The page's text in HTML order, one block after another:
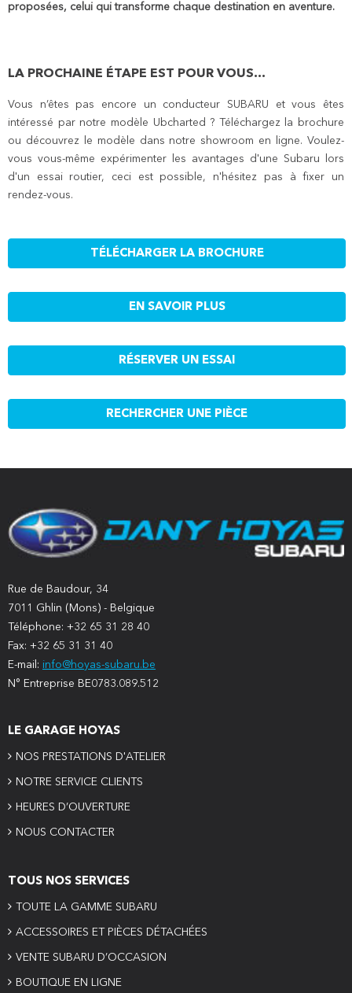
proposées, celui qui transforme chaque destination en aventure.
LA PROCHAINE ÉTAPE EST POUR VOUS...
Vous n’êtes pas encore un conducteur SUBARU et vous êtes
intéressé par notre modèle Ubcharted ? Téléchargez la brochure
ou découvrez le modèle dans notre showroom en ligne. Voulez-
vous vous-même expérimenter les avantages d'une Subaru lors
d'un essai routier, ceci est possible, n'hésitez pas à fixer un
rendez-vous.
TÉLÉCHARGER LA BROCHURE
EN SAVOIR PLUS
RÉSERVER UN ESSAI
RECHERCHER UNE PIÈCE
Rue de Baudour, 34
7011 Ghlin (Mons) - Belgique
Téléphone: +32 65 31 28 40
Fax: +32 65 31 31 40
E-mail: info@hoyas-subaru.be
N° Entreprise BE0783.089.512
LE GARAGE HOYAS
NOS PRESTATIONS D'ATELIER
NOTRE SERVICE CLIENTS
HEURES D’OUVERTURE
NOUS CONTACTER
TOUS NOS SERVICES
TOUTE LA GAMME SUBARU
ACCESSOIRES ET PIÈCES DÉTACHÉES
VENTE SUBARU D’OCCASION
BOUTIQUE EN LIGNE